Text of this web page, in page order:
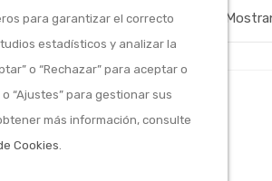
para garantizar el correcto
estadísticos y analizar la
o “Rechazar” para aceptar o
“Ajustes” para gestionar sus
más información, consulte
Cookies